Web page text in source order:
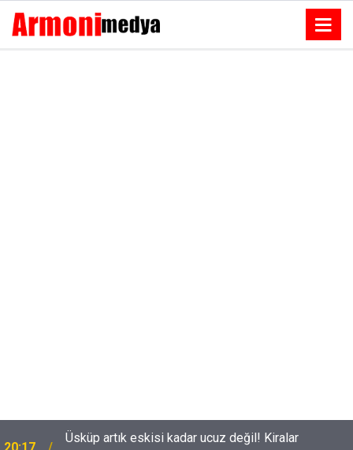
yükseldi, restoranlarda porsiyonlar küçüldü
Tolga Sarıtaş veda ediyor mu? Yeni sezon kararı